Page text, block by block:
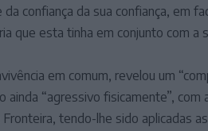
confiança da sua confiança, em
que esta tinha em conjunto com a
em comum, revelou um
“agressivo fisicamente”, com
tendo-lhe sido aplicadas